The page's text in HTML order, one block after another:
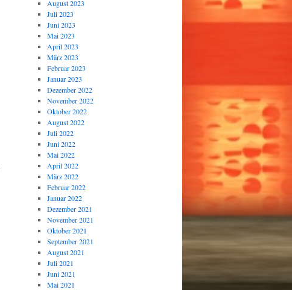
August 2023
Juli 2023
Juni 2023
Mai 2023
April 2023
März 2023
Februar 2023
Januar 2023
Dezember 2022
November 2022
Oktober 2022
August 2022
Juli 2022
Juni 2022
Mai 2022
April 2022
März 2022
Februar 2022
Januar 2022
Dezember 2021
November 2021
Oktober 2021
September 2021
August 2021
Juli 2021
Juni 2021
Mai 2021